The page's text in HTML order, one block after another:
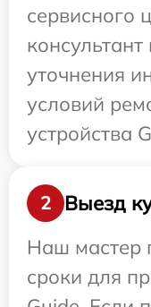
сервисного
уточнения
условий
устройства
2
Выезд
Наш мастер
сроки для